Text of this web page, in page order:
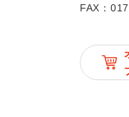
FAX：